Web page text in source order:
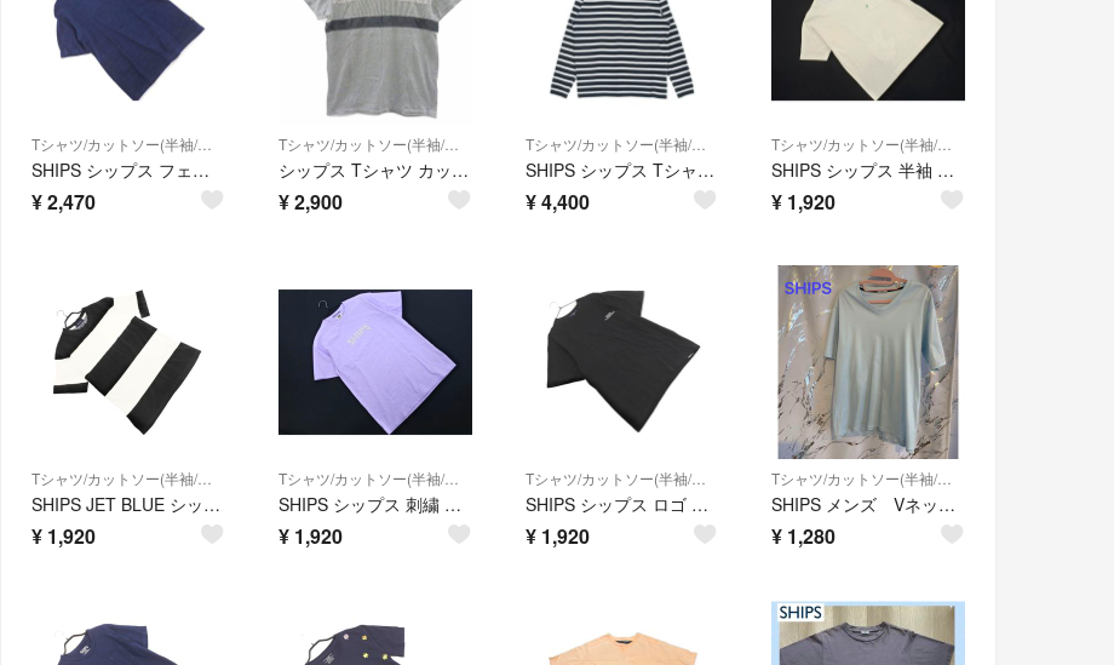
Tシャツ/カットソー(半袖/袖なし)
SHIPS シップス フェイクレイヤード Tシャツ sizeM/紺 ■◆ メンズ
¥2,470
Tシャツ/カットソー(半袖/袖なし)
シップス Tシャツ カットソー L グレー 半袖 切替 花柄 ストライプ柄
¥2,900
Tシャツ/カットソー(半袖/袖なし)
SHIPS シップス Tシャツ・カットソー L 黒 【古着】【中古】【送料無料】
¥4,400
Tシャツ/カットソー(半袖/袖なし)
SHIPS シップス 半袖 カットソー sizeS/オフホワイト ■◆ メンズ
¥ 1,920
Tシャツ/カットソー(半袖/袖なし)
SHIPS JET BLUE シップスジェットブルー ボーダー カットソー sizeM/黒ｘ白 ■◆ メンズ
¥ 1,920
Tシャツ/カットソー(半袖/袖なし)
SHIPS シップス 刺繍 Tシャツ sizeM/ラベンダー ■◆ メンズ
¥ 1,920
Tシャツ/カットソー(半袖/袖なし)
SHIPS シップス ロゴ 刺繍 Tシャツ 黒 ■◆ メンズ
¥ 1,920
Tシャツ/カットソー(半袖/袖なし)
SHIPS メンズ Vネック Tシャツ 半袖 ライトブルー L 日本製
¥ 1,280